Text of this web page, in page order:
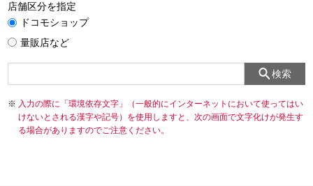
店舗区分を指定
ドコモショップ
量販店など
検索
入力の際に「環境依存文字」（一般的にインターネットにおいて使ってはい
けないとされる漢字や記号）を使用しますと、次の画面で文字化けが発生す
る場合がありますのでご注意ください。